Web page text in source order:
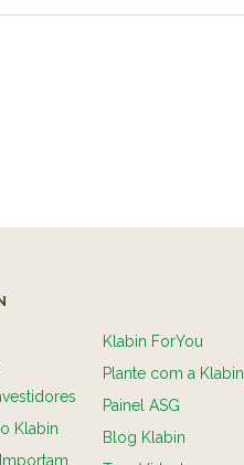
Klabin
Klabin ForYou
Plante com a Klabin
Painel ASG
Blog Klabin